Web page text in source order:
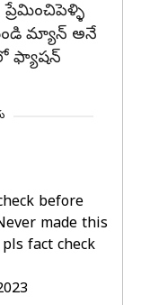
మ్యాన్ అనే
ఫ్యాషన్
before
made this
fact check